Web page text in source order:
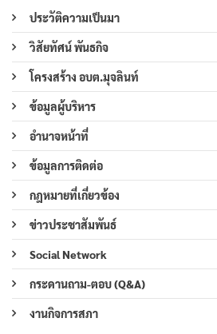
ประวัติความเป็นมา
วิสัยทัศน์ พันธกิจ
โครงสร้าง อบต.มุจลินท์
ข้อมูลผู้บริหาร
อำนาจหน้าที่
ข้อมูลการติดต่อ
กฎหมายที่เกี่ยวข้อง
ข่าวประชาสัมพันธ์
Social Network
กระดานถาม-ตอบ (Q&A)
งานกิจการสภา